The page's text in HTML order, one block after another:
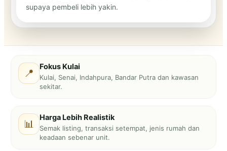
supaya pembeli lebih yakin.
📍
Fokus Kulai
Kulai, Senai, Indahpura, Bandar Putra dan kawasan
sekitar.
📊
Harga Lebih Realistik
Semak listing, transaksi setempat, jenis rumah dan
keadaan sebenar unit.